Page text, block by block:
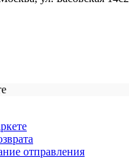
отправления